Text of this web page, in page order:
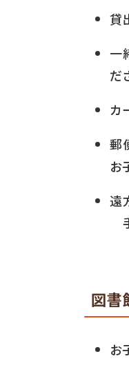
貸
一
だ
カ
郵
お
遠
図書
お